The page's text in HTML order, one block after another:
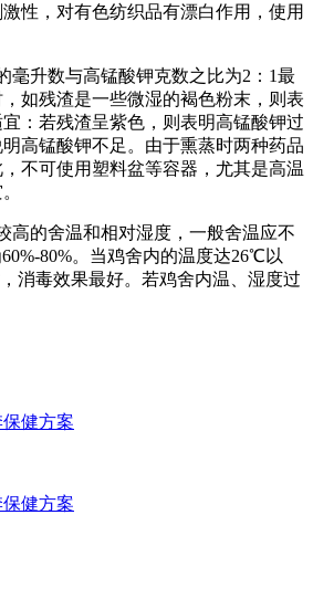
性，对有色纺织品有漂白作用，使用
升数与高锰酸钾克数之比为2：1最
如残渣是一些微湿的褐色粉末，则表
：若残渣呈紫色，则表明高锰酸钾过
高锰酸钾不足。由于熏蒸时两种药品
不可使用塑料盆等容器，尤其是高温
的舍温和相对湿度，一般舍温应不
80%。当鸡舍内的温度达26℃以
，消毒效果最好。若鸡舍内温、湿度过
健方案
健方案